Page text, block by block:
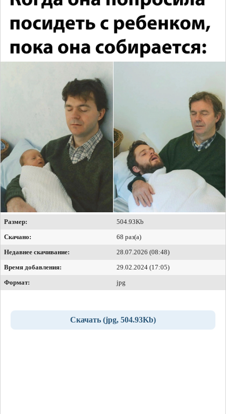
Размер:
504.93Kb
Скачано:
68 раз(а)
Недавнее скачивание:
28.07.2026 (08:48)
Время добавления:
29.02.2024 (17:05)
Формат:
jpg
Скачать (jpg, 504.93Kb)